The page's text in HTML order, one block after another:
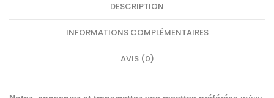
DESCRIPTION
INFORMATIONS COMPLÉMENTAIRES
AVIS (0)